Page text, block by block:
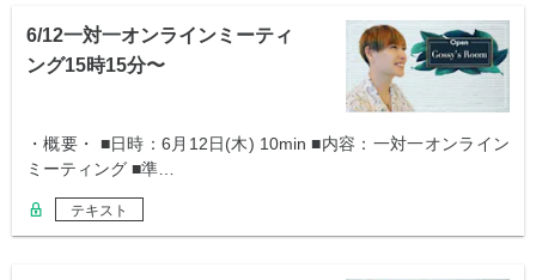
6/12一対一オンラインミーティ
ング15時15分〜
・概要・ ■日時：6月12日(木) 10min ■内容：一対一オンライン
ミーティング ■準…
テキスト